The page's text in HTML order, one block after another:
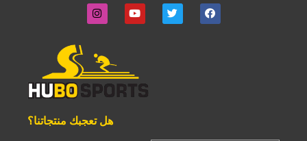
هل تعجبك منتجاتنا؟